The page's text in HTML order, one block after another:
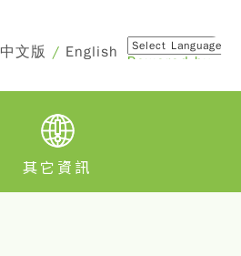
中文版 / English
Powered by
其它資訊